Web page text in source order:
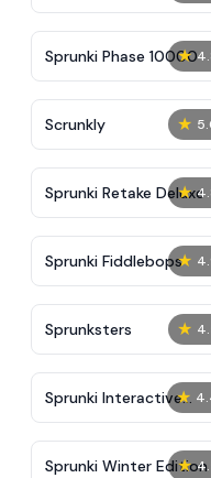
★
Sprunki Phase 10000
★
Scrunkly
★
Sprunki Retake Deluxe
★
Sprunki Fiddlebops
★
Sprunksters
★
Sprunki Interactive
Tunner
★
Sprunki Winter Edition